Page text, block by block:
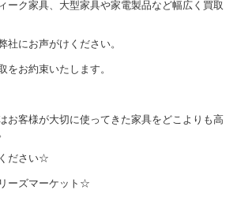
ーク家具、大型家具や家電製品など幅広く買取
社にお声がけください。
をお約束いたします。
お客様が大切に使ってきた家具をどこよりも高
ださい☆
ーズマーケット☆